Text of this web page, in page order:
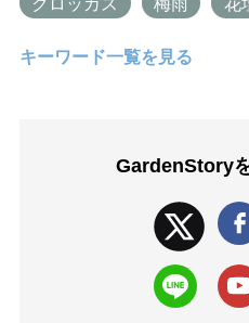
キーワード一覧を見る
GardenStory